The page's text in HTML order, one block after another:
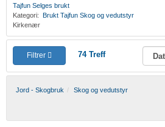
Tajfun Selges brukt
Kategori: Brukt Tajfun Skog og vedutstyr
Kirkenær
Filtrer 74Treff
Jord - Skogbruk Skog og vedutstyr